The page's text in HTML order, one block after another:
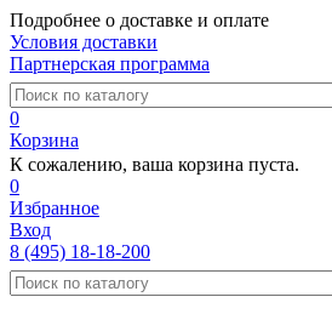
Подробнее о доставке и оплате
Условия доставки
Партнерская программа
0
Корзина
К сожалению, ваша корзина пуста.
0
Избранное
Вход
8 (495) 18-18-200